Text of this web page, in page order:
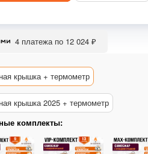
4 платежа по 12 024 ₽
крышка + термометр
крышка 2025 + термометр
комплекты: